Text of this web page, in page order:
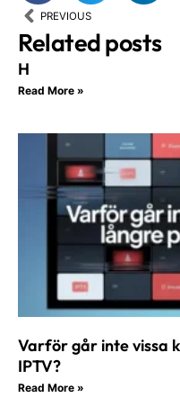
Prev
PREVIOUS
Related posts
H
Read More »
Varför går inte vissa
IPTV?
Read More »